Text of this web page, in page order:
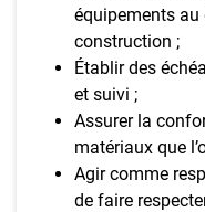
équipements au
construction ;
Établir des
et suivi ;
Assurer la
matériaux que
Agir comme
de faire